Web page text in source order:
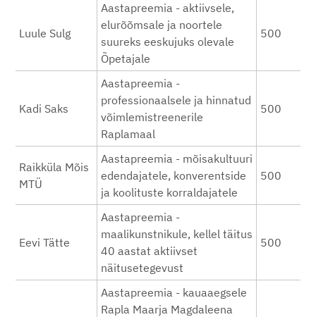
Luule Sulg
Aastapreemia - aktiivsele,
elurõõmsale ja noortele
suureks eeskujuks olevale
Õpetajale
500
Kadi Saks
Aastapreemia -
professionaalsele ja hinnatud
võimlemistreenerile
Raplamaal
500
Raikküla Mõis
MTÜ
Aastapreemia - mõisakultuuri
edendajatele, konverentside
ja koolituste korraldajatele
500
Eevi Tätte
Aastapreemia -
maalikunstnikule, kellel täitus
40 aastat aktiivset
näitusetegevust
500
Aastapreemia - kauaaegsele
Rapla Maarja Magdaleena